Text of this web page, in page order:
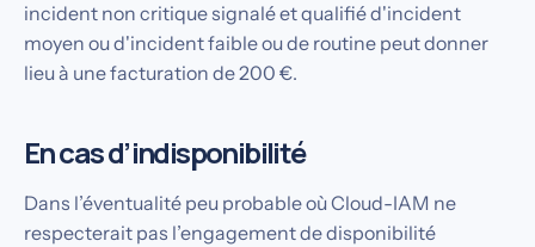
incident non critique signalé et qualifié d'incident
moyen ou d'incident faible ou de routine peut donner
lieu à une facturation de 200 €.
En cas d’indisponibilité
Dans l’éventualité peu probable où Cloud-IAM ne
respecterait pas l’engagement de disponibilité